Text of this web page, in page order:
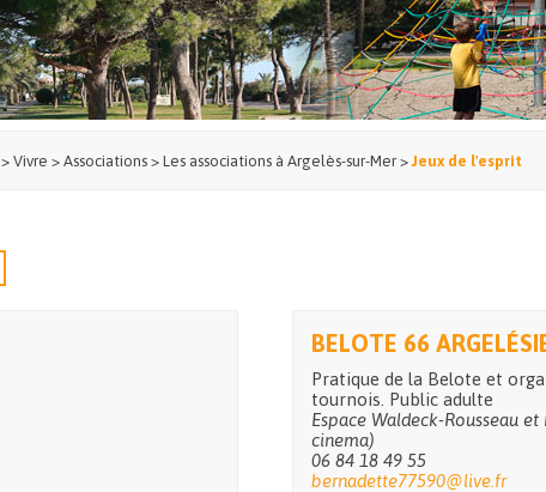
> Vivre > Associations > Les associations à Argelès-sur-Mer >Jeux de l'esprit
BELOTE 66
Pratique de la Belote et
tournois. Public adulte
Espace Waldeck-Rousseau et
cinema)
06 84 18 49 55
bernadette77590@live.fr